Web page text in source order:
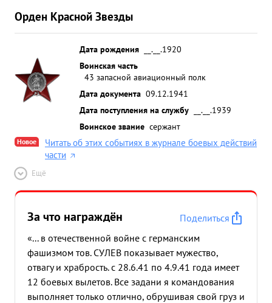
Орден Красной Звезды
Дата рождения
__.__.1920
Воинская часть
43 запасной авиационный полк
Дата документа 09.12.1941
Дата поступления на службу
__.__.1939
Воинское звание сержант
Новое
Читать об этих событиях в журнале боевых действий
части
Ещё
За что награждён
Поделиться
«... в отечественной войне с германским
фашизмом тов. СУЛЕВ показывает мужество,
отвагу и храбрость. с 28.6.41 по 4.9.41 года имеет
12 боевых вылетов. Все задани я командования
выполняет только отлично, обрушивая свой груз и